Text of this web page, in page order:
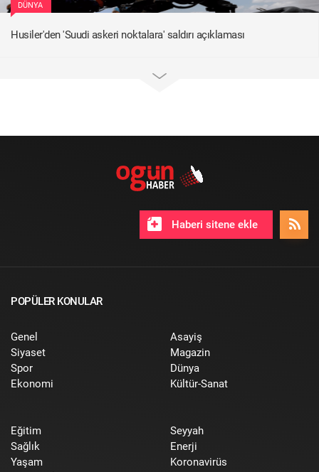
DÜNYA
Husiler'den 'Suudi askeri noktalara' saldırı açıklaması
Haberi sitene ekle
POPÜLER KONULAR
Genel
Siyaset
Spor
Ekonomi
Asayiş
Magazin
Dünya
Kültür-Sanat
Eğitim
Sağlık
Yaşam
Seyyah
Enerji
Koronavirüs